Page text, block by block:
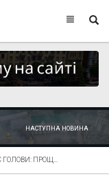
НАСТУПНА НОВИНА
ПРОЩ...